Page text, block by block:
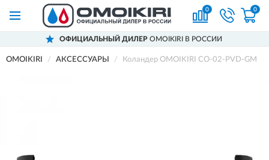
0 0
ОФИЦИАЛЬНЫЙ ДИЛЕРOMOIKIRI В РОССИИ
OMOIKIRI АКСЕССУАРЫ Коландер OMOIKIRI CO-02-PVD-GM